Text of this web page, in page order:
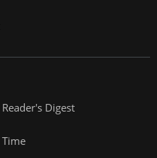
Reader's Digest
Time